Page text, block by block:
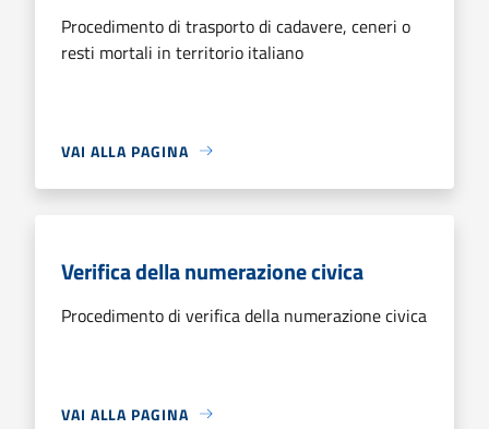
Procedimento di trasporto di cadavere, ceneri o
resti mortali in territorio italiano
VAI ALLA PAGINA
Verifica della numerazione civica
Procedimento di verifica della numerazione civica
VAI ALLA PAGINA